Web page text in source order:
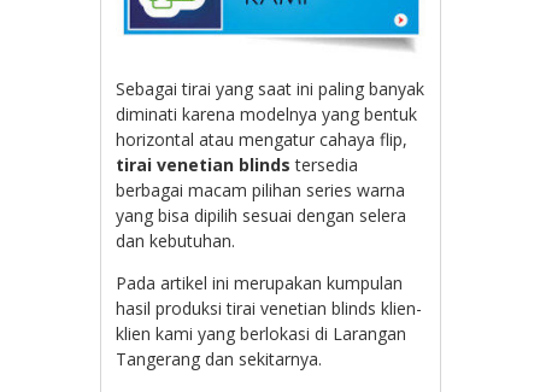
Sebagai tirai yang saat ini paling banyak
diminati karena modelnya yang bentuk
horizontal atau mengatur cahaya flip,
tirai venetian blinds tersedia
berbagai macam pilihan series warna
yang bisa dipilih sesuai dengan selera
dan kebutuhan.
Pada artikel ini merupakan kumpulan
hasil produksi tirai venetian blinds klien-
klien kami yang berlokasi di Larangan
Tangerang dan sekitarnya.